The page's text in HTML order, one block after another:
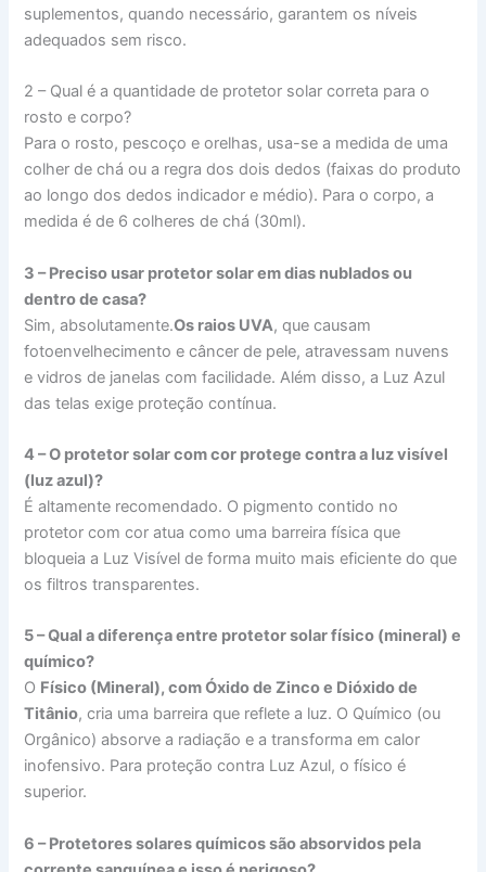
suplementos, quando necessário, garantem os níveis
adequados sem risco.
2 – Qual é a quantidade de protetor solar correta para o
rosto e corpo?
Para o rosto, pescoço e orelhas, usa-se a medida de uma
colher de chá ou a regra dos dois dedos (faixas do produto
ao longo dos dedos indicador e médio). Para o corpo, a
medida é de 6 colheres de chá (30ml).
3 – Preciso usar protetor solar em dias nublados ou
dentro de casa?
Sim, absolutamente.Os raios UVA, que causam
fotoenvelhecimento e câncer de pele, atravessam nuvens
e vidros de janelas com facilidade. Além disso, a Luz Azul
das telas exige proteção contínua.
4 – O protetor solar com cor protege contra a luz visível
(luz azul)?
É altamente recomendado. O pigmento contido no
protetor com cor atua como uma barreira física que
bloqueia a Luz Visível de forma muito mais eficiente do que
os filtros transparentes.
5 – Qual a diferença entre protetor solar físico (mineral) e
químico?
O Físico (Mineral), com Óxido de Zinco e Dióxido de
Titânio, cria uma barreira que reflete a luz. O Químico (ou
Orgânico) absorve a radiação e a transforma em calor
inofensivo. Para proteção contra Luz Azul, o físico é
superior.
6 – Protetores solares químicos são absorvidos pela